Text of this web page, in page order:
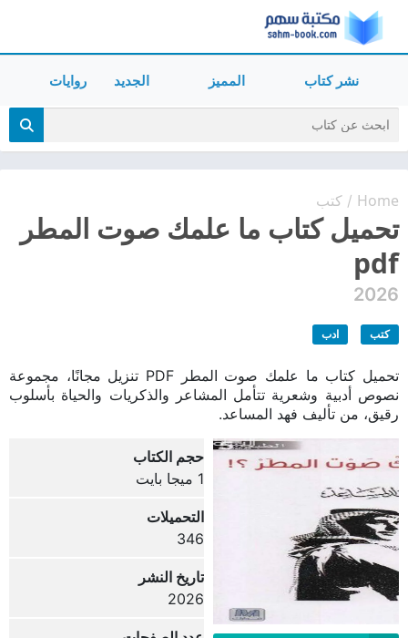
نشر كتاب المميز الجديد روايات
Home
/ كتب
تحميل كتاب ما علمك صوت المطر
pdf
2026
كتب ادب
تحميل كتاب ما علمك صوت المطر PDF تنزيل مجانًا، مجموعة
نصوص أدبية وشعرية تتأمل المشاعر والذكريات والحياة بأسلوب
رقيق، من تأليف فهد المساعد.
حجم الكتاب
1 ميجا بايت
التحميلات
346
تاريخ النشر
2026